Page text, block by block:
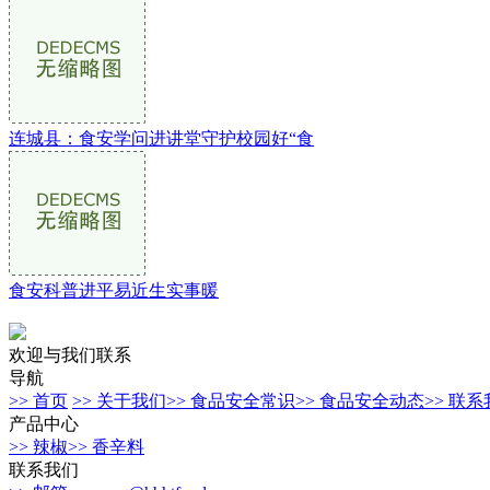
连城县：食安学问进讲堂守护校园好“食
食安科普进平易近生实事暖
欢迎与我们联系
导航
>> 首页 >> 关于我们>> 食品安全常识>> 食品安全动态>> 联系
产品中心
>> 辣椒>> 香辛料
联系我们